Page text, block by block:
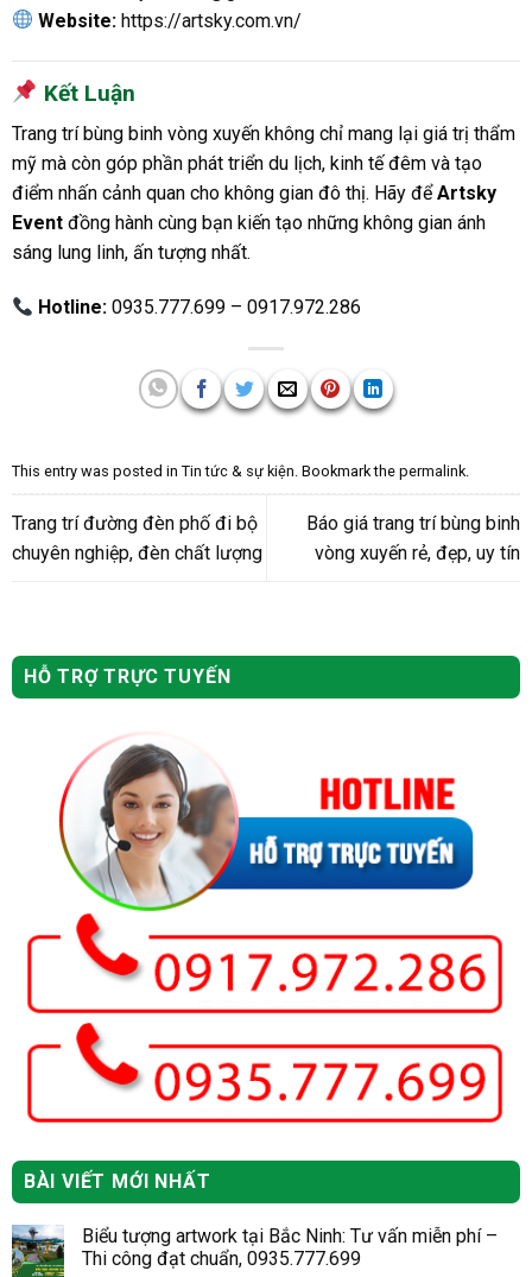
Website: https://artsky.com.vn/
Kết Luận
Trang trí bùng binh vòng xuyến không chỉ mang lại giá trị thẩm
mỹ mà còn góp phần phát triển du lịch, kinh tế đêm và tạo
điểm nhấn cảnh quan cho không gian đô thị. Hãy đểArtsky
Eventđồng hành cùng bạn kiến tạo những không gian ánh
sáng lung linh, ấn tượng nhất.
Hotline: 0935.777.699 – 0917.972.286
This entry was posted in Tin tức & sự kiện. Bookmark the permalink.
Trang trí đường đèn phố đi bộ
chuyên nghiệp, đèn chất lượng
Báo giá trang trí bùng binh
vòng xuyến rẻ, đẹp, uy tín
HỖ TRỢ TRỰC TUYẾN
BÀI VIẾT MỚI NHẤT
Biểu tượng artwork tại Bắc Ninh: Tư vấn miễn phí –
Thi công đạt chuẩn, 0935.777.699